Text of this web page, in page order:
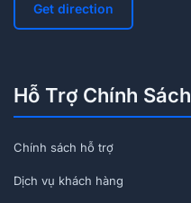
Get direction
Hỗ Trợ Chính Sách
Chính sách hỗ trợ
Dịch vụ khách hàng